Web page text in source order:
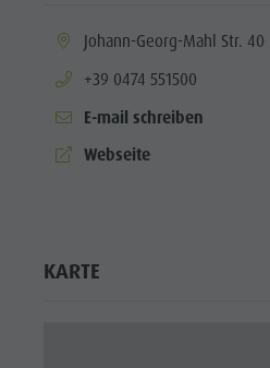
aria.location:
Johann-Georg-Mahl Str.
aria.phone:
+39 0474 551500
E-mail schreiben
aria.website:
Webseite
KARTE